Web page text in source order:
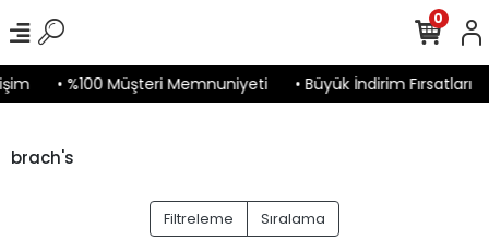
• %100 Müşteri Memnuniyeti • Büyük İndirim Fırsatları
0
brach's
Filtreleme Sıralama